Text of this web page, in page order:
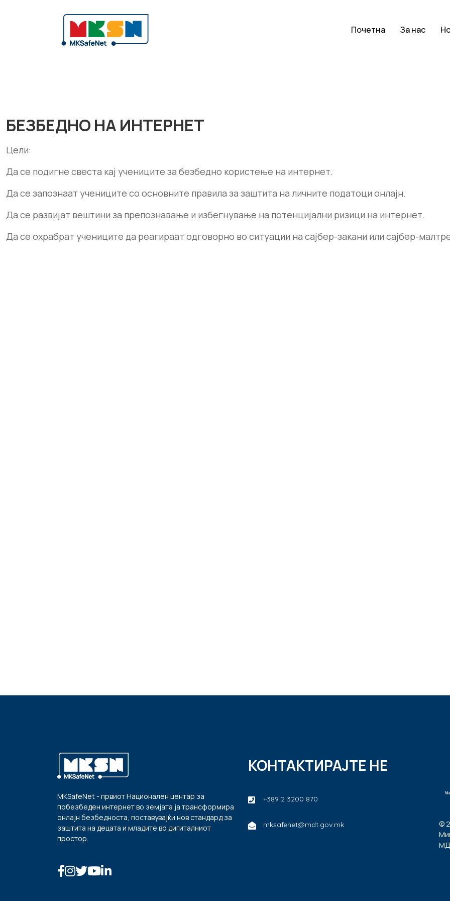
Почетна За нас
БЕЗБЕДНО НА ИНТЕРНЕТ
Цели:
Да се подигне свеста кај учениците за безбедно користење на интернет.
Да се запознаат учениците со основните правила за заштита на личните податоци онлајн.
Да се развијат вештини за препознавање и избегнување на потенцијални ризици на интернет.
Да се охрабрат учениците да реагираат одговорно во ситуации на сајбер-закани или сајбер-
MKSafeNet - првиот Национален центар за
побезбеден интернет во земјата ја трансформира
онлајн безбедноста, поставувајќи нов стандард за
заштита на децата и младите во дигиталниот
простор.
КОНТАКТИРАЈТЕ НЕ
+389 2 3200 870
mksafenet@mdt.gov.mk
©